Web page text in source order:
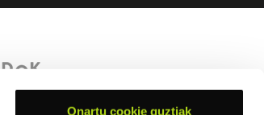
Onartu cookie guztiak